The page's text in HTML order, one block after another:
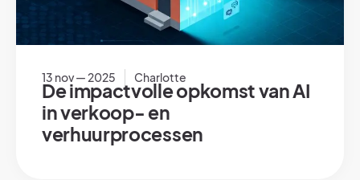
13 nov — 2025 Charlotte
De impactvolle opkomst van AI
in verkoop- en
verhuurprocessen